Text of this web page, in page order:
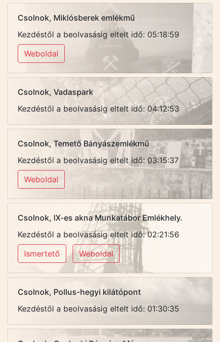
Csolnok, Miklósberek emlékmű
Kezdéstől a beolvasásig eltelt idő: 05:18:59
Weboldal
Csolnok, Vadaspark
Kezdéstől a beolvasásig eltelt idő: 04:12:53
Csolnok, Temető Bányászemlékmű
Kezdéstől a beolvasásig eltelt idő: 03:15:37
Weboldal
Csolnok, IX-es akna Munkatábor Emlékhely.
Kezdéstől a beolvasásig eltelt idő: 02:21:56
Ismertető
Weboldal
Csolnok, Pollus-hegyi kilátópont
Kezdéstől a beolvasásig eltelt idő: 01:30:35